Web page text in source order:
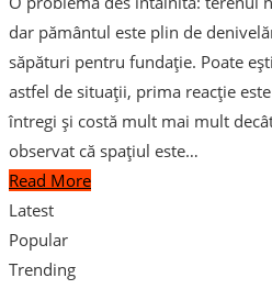
dar pământul este plin de
săpături pentru fundație. Poate
astfel de situații, prima reacție
întregi și costă mult mai mult
observat că spațiul este…
Read More
Latest
Popular
Trending